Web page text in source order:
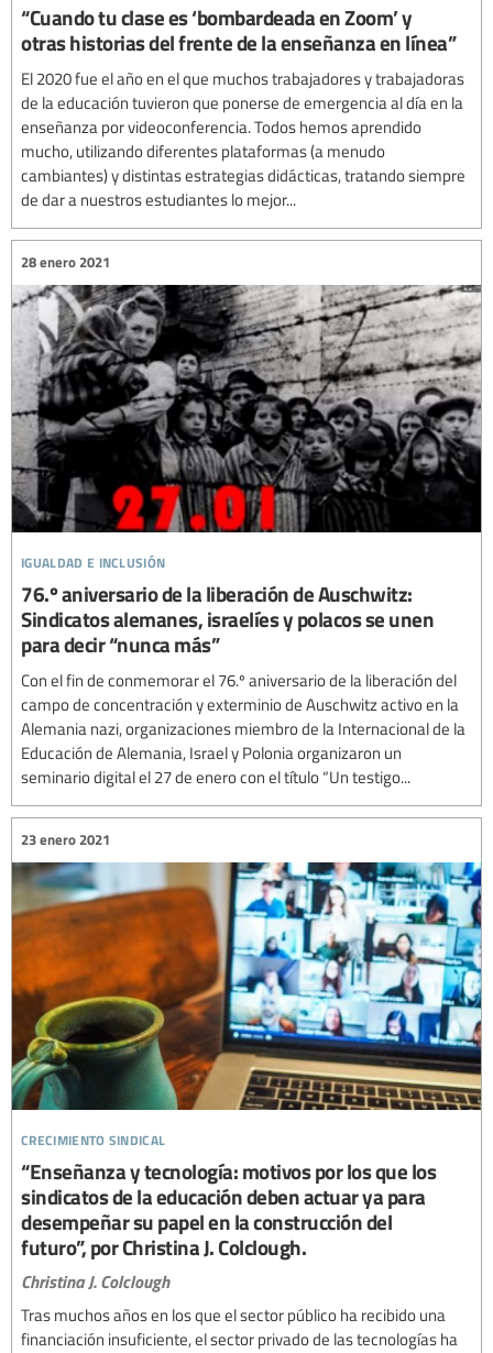
“Cuando tu clase es ‘bombardeada en Zoom’ y
otras historias del frente de la enseñanza en línea”
El 2020 fue el año en el que muchos trabajadores y trabajadoras
de la educación tuvieron que ponerse de emergencia al día en la
enseñanza por videoconferencia. Todos hemos aprendido
mucho, utilizando diferentes plataformas (a menudo
cambiantes) y distintas estrategias didácticas, tratando siempre
de dar a nuestros estudiantes lo mejor...
igualdad e inclusión
28 enero 2021
76.º aniversario de la liberación de Auschwitz:
Sindicatos alemanes, israelíes y polacos se unen
para decir “nunca más”
Con el fin de conmemorar el 76.º aniversario de la liberación del
campo de concentración y exterminio de Auschwitz activo en la
Alemania nazi, organizaciones miembro de la Internacional de la
Educación de Alemania, Israel y Polonia organizaron un
seminario digital el 27 de enero con el título “Un testigo...
crecimiento sindical
23 enero 2021
“Enseñanza y tecnología: motivos por los que los
sindicatos de la educación deben actuar ya para
desempeñar su papel en la construcción del
futuro”, por Christina J. Colclough.
Christina J. Colclough
Tras muchos años en los que el sector público ha recibido una
financiación insuficiente, el sector privado de las tecnologías ha